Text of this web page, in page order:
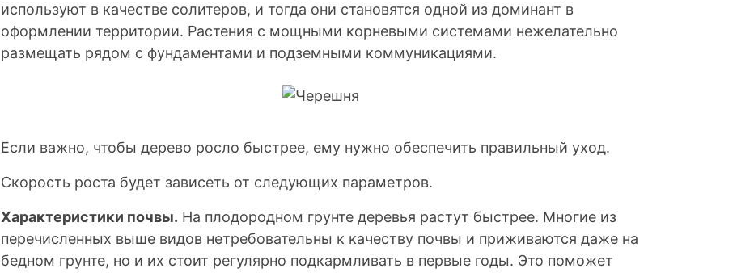
используют в качестве солитеров, и тогда они становятся одной из доминант в
оформлении территории. Растения с мощными корневыми системами нежелательно
размещать рядом с фундаментами и подземными коммуникациями.
Если важно, чтобы дерево росло быстрее, ему нужно обеспечить правильный уход.
Скорость роста будет зависеть от следующих параметров.
Характеристики почвы. На плодородном грунте деревья растут быстрее. Многие из
перечисленных выше видов нетребовательны к качеству почвы и приживаются даже на
бедном грунте, но и их стоит регулярно подкармливать в первые годы. Это поможет